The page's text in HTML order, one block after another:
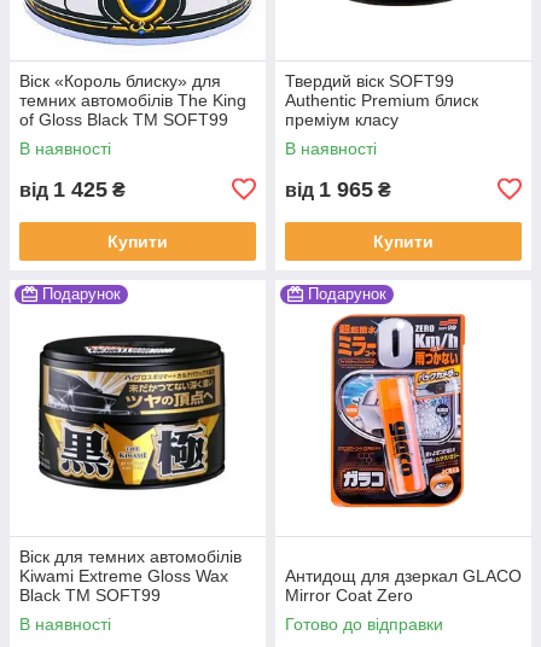
Віск «Король блиску» для
темних автомобілів The King
of Gloss Black ТМ SOFT99
В наявності
від 1 425 ₴
Купити
Твердий віск SOFT99
Authentic Premium блиск
преміум класу
В наявності
від 1 965 ₴
Купити
Подарунок
Віск для темних автомобілів
Kiwami Extreme Gloss Wax
Black ТМ SOFT99
В наявності
Подарунок
Антидощ для дзеркал GLACO
Mirror Coat Zero
Готово до відправки